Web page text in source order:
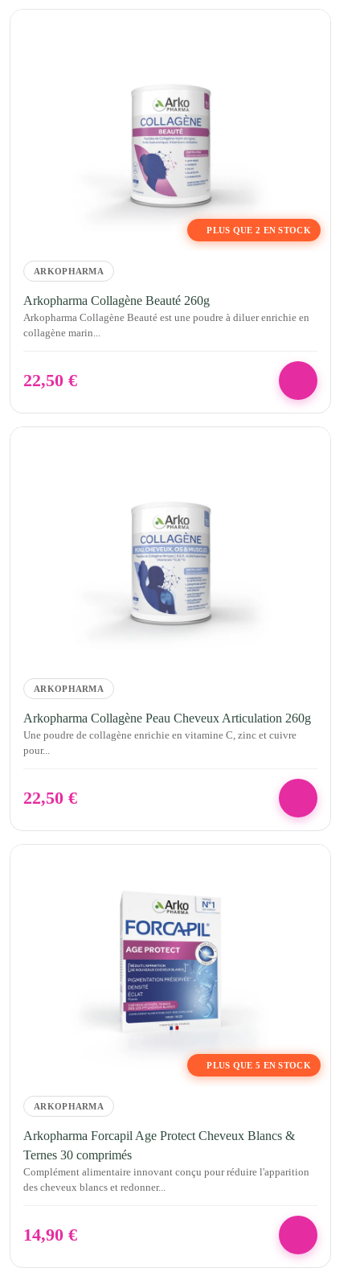
PLUS QUE 2 EN STOCK
ARKOPHARMA
Arkopharma Collagène Beauté 260g
Arkopharma Collagène Beauté est une poudre à diluer enrichie en
collagène marin...
22,50 €
ARKOPHARMA
Arkopharma Collagène Peau Cheveux Articulation 260g
Une poudre de collagène enrichie en vitamine C, zinc et cuivre
pour...
22,50 €
PLUS QUE 5 EN STOCK
ARKOPHARMA
Arkopharma Forcapil Age Protect Cheveux Blancs &
Ternes 30 comprimés
Complément alimentaire innovant conçu pour réduire l'apparition
des cheveux blancs et redonner...
14,90 €